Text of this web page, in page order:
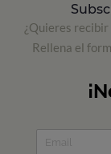
¿Quieres
Rellena el